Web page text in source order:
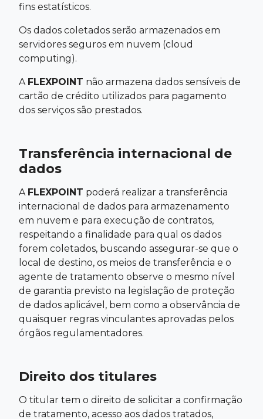
fins estatísticos.
Os dados coletados serão armazenados em
servidores seguros em nuvem (cloud
computing).
A FLEXPOINT não armazena dados sensíveis de
cartão de crédito utilizados para pagamento
dos serviços são prestados.
Transferência internacional de
dados
A FLEXPOINT poderá realizar a transferência
internacional de dados para armazenamento
em nuvem e para execução de contratos,
respeitando a finalidade para qual os dados
forem coletados, buscando assegurar-se que o
local de destino, os meios de transferência e o
agente de tratamento observe o mesmo nível
de garantia previsto na legislação de proteção
de dados aplicável, bem como a observância de
quaisquer regras vinculantes aprovadas pelos
órgãos regulamentadores.
Direito dos titulares
O titular tem o direito de solicitar a confirmação
de tratamento, acesso aos dados tratados,